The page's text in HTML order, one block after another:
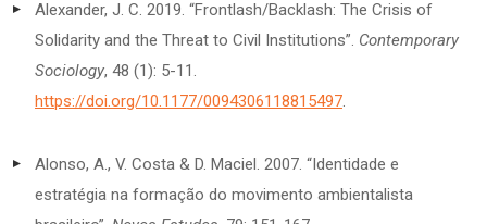
Alexander, J. C. 2019. “Frontlash/Backlash: The Crisis of
Solidarity and the Threat to Civil Institutions”. Contemporary
Sociology, 48 (1): 5-11.
https://doi.org/10.1177/0094306118815497.
Alonso, A., V. Costa & D. Maciel. 2007. “Identidade e
estratégia na formação do movimento ambientalista